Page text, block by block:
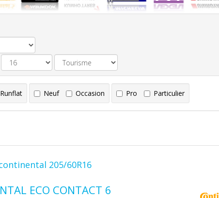
Runflat Neuf Occasion Pro Particulier
205/60R16
ECO CONTACT 6